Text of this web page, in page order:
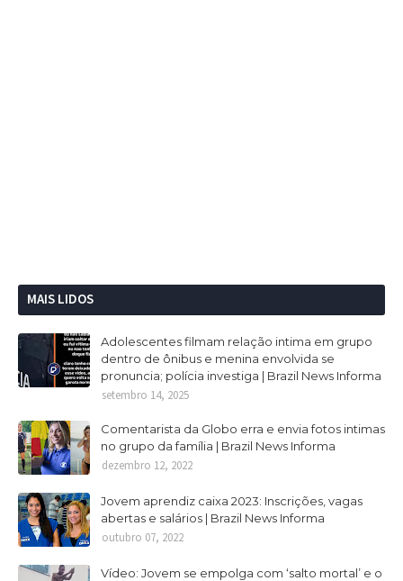
MAIS LIDOS
Adolescentes filmam relação intima em grupo
dentro de ônibus e menina envolvida se
pronuncia; polícia investiga | Brazil News Informa
setembro 14, 2025
Comentarista da Globo erra e envia fotos intimas
no grupo da família | Brazil News Informa
dezembro 12, 2022
Jovem aprendiz caixa 2023: Inscrições, vagas
abertas e salários | Brazil News Informa
outubro 07, 2022
Vídeo: Jovem se empolga com ‘salto mortal’ e o